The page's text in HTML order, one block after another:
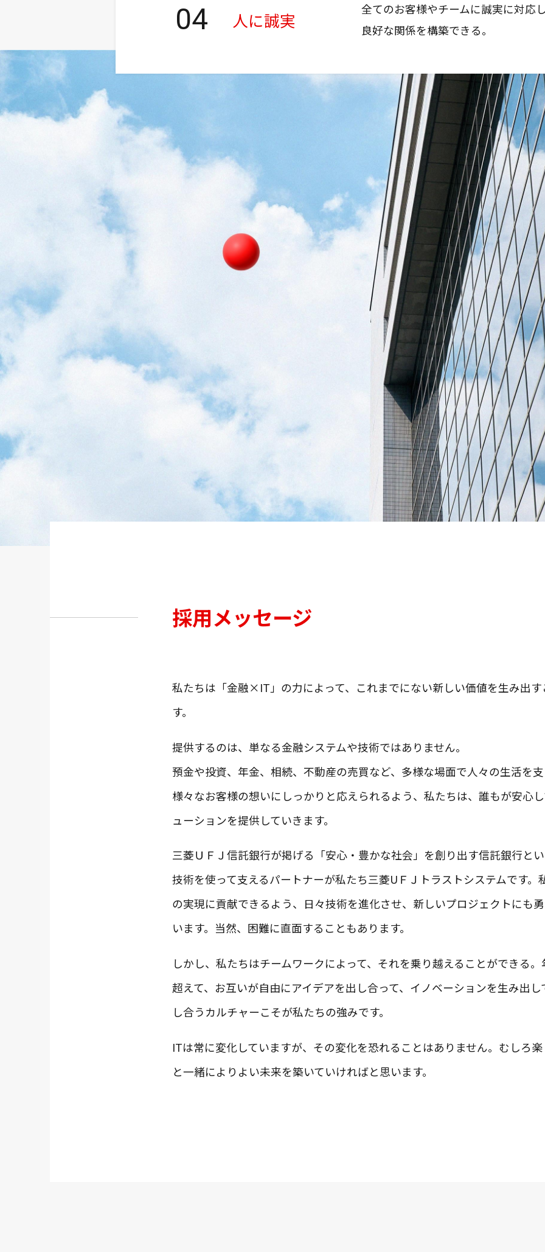
人に誠実
全てのお客様やチームに誠実に対応
良好な関係を構築できる。
採用メッセージ
私たちは「金融×IT」の力によって、これまでにない新しい価値を生み出
す。
提供するのは、単なる金融システムや技術ではありません。
預金や投資、年金、相続、不動産の売買など、多様な場面で人々の生活を
様々なお客様の想いにしっかりと応えられるよう、私たちは、誰もが安心
ューションを提供していきます。
三菱ＵＦＪ信託銀行が掲げる「安心・豊かな社会」を創り出す信託銀行と
技術を使って支えるパートナーが私たち三菱UＦＪトラストシステムです。
の実現に貢献できるよう、日々技術を進化させ、新しいプロジェクトにも
います。当然、困難に直面することもあります。
しかし、私たちはチームワークによって、それを乗り越えることができる
超えて、お互いが自由にアイデアを出し合って、イノベーションを生み出
し合うカルチャーこそが私たちの強みです。
ITは常に変化していますが、その変化を恐れることはありません。むしろ
と一緒によりよい未来を築いていければと思います。